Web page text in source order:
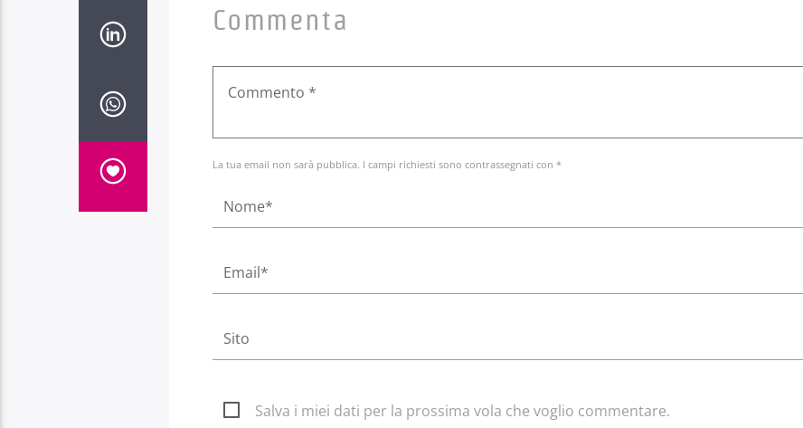
Commenta
La tua email non sarà pubblica. I campi richiesti sono contrassegnati con *
Salva i miei dati per la prossima vola che voglio commentare.